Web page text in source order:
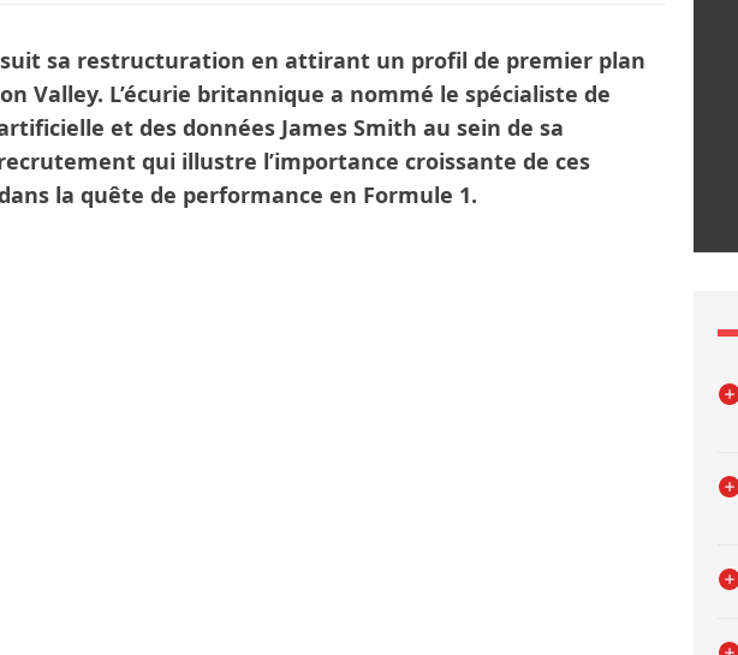
sa restructuration en attirant un profil de premier plan
Valley. L’écurie britannique a nommé le spécialiste de
et des données James Smith au sein de sa
qui illustre l’importance croissante de ces
la quête de performance en Formule 1.